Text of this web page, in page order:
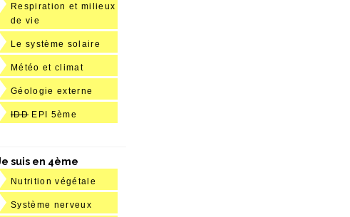
Respiration et milieux
de vie
Le système solaire
Météo et climat
Géologie externe
IDD EPI 5ème
suis en 4ème
Nutrition végétale
Système nerveux